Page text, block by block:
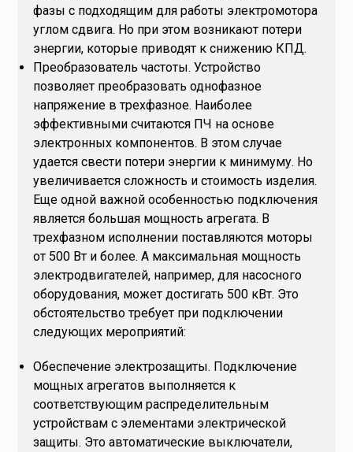
фазы с подходящим для работы электромотора
углом сдвига. Но при этом возникают потери
энергии, которые приводят к снижению КПД.
Преобразователь частоты. Устройство
позволяет преобразовать однофазное
напряжение в трехфазное. Наиболее
эффективными считаются ПЧ на основе
электронных компонентов. В этом случае
удается свести потери энергии к минимуму. Но
увеличивается сложность и стоимость изделия.
Еще одной важной особенностью подключения
является большая мощность агрегата. В
трехфазном исполнении поставляются моторы
от 500 Вт и более. А максимальная мощность
электродвигателей, например, для насосного
оборудования, может достигать 500 кВт. Это
обстоятельство требует при подключении
следующих мероприятий:
Обеспечение электрозащиты. Подключение
мощных агрегатов выполняется к
соответствующим распределительным
устройствам с элементами электрической
защиты. Это автоматические выключатели,